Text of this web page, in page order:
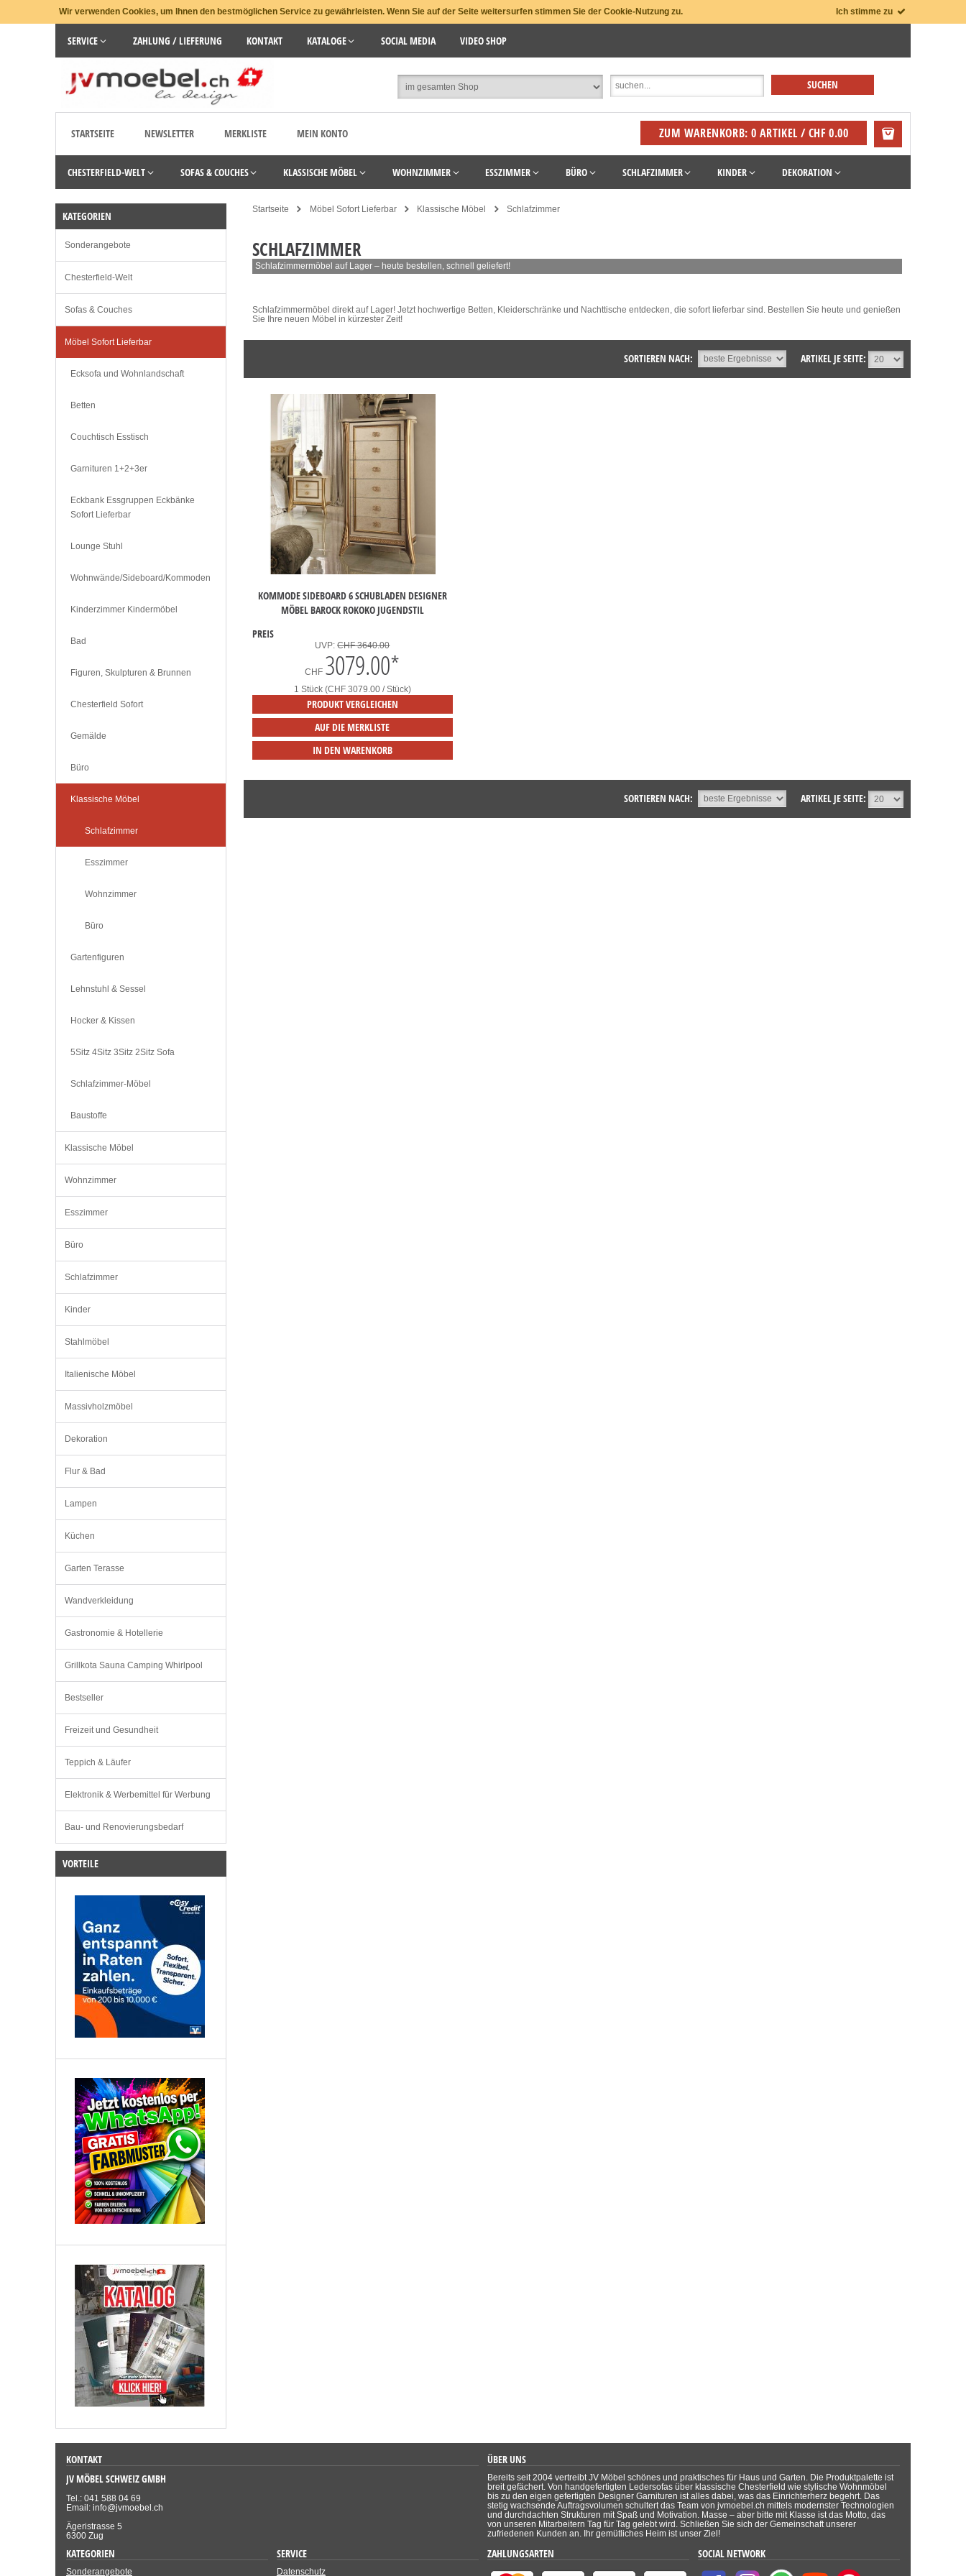
Wir verwenden Cookies, um Ihnen den bestmöglichen Service zu gewährleisten. Wenn Sie auf der Seite weitersurfen stimmen Sie der Cookie-Nutzung zu. Ich stimme zu
SERVICE ZAHLUNG / LIEFERUNG KONTAKT KATALOGE SOCIAL MEDIA VIDEO SHOP
STARTSEITE NEWSLETTER MERKLISTE MEIN KONTO ZUM WARENKORB: 0 ARTIKEL / CHF 0.00
CHESTERFIELD-WELT SOFAS & COUCHES KLASSISCHE MÖBEL WOHNZIMMER ESSZIMMER BÜRO SCHLAFZIMMER KINDER DEKORATION
Startseite Möbel Sofort Lieferbar Klassische Möbel Schlafzimmer
SCHLAFZIMMER
Schlafzimmermöbel auf Lager – heute bestellen, schnell geliefert!
Schlafzimmermöbel direkt auf Lager! Jetzt hochwertige Betten, Kleiderschränke und Nachttische entdecken, die sofort lieferbar sind. Bestellen Sie heute und genießen
Sie Ihre neuen Möbel in kürzester Zeit!
ARTIKEL JE SEITE:
SORTIEREN NACH:
KOMMODE SIDEBOARD 6 SCHUBLADEN DESIGNER
MÖBEL BAROCK ROKOKO JUGENDSTIL
PREIS
UVP:CHF 3640.00
CHF 3079.00*
1 Stück (CHF 3079.00 / Stück)
PRODUKT VERGLEICHEN
AUF DIE MERKLISTE
IN DEN WARENKORB
ARTIKEL JE SEITE:
SORTIEREN NACH:
KATEGORIEN
Sonderangebote
Chesterfield-Welt
Sofas & Couches
Möbel Sofort Lieferbar
Ecksofa und Wohnlandschaft
Betten
Couchtisch Esstisch
Garnituren 1+2+3er
Eckbank Essgruppen Eckbänke
Sofort Lieferbar
Lounge Stuhl
Wohnwände/Sideboard/Kommoden
Kinderzimmer Kindermöbel
Bad
Figuren, Skulpturen & Brunnen
Chesterfield Sofort
Gemälde
Büro
Klassische Möbel
Schlafzimmer
Esszimmer
Wohnzimmer
Büro
Gartenfiguren
Lehnstuhl & Sessel
Hocker & Kissen
5Sitz 4Sitz 3Sitz 2Sitz Sofa
Schlafzimmer-Möbel
Baustoffe
Klassische Möbel
Wohnzimmer
Esszimmer
Büro
Schlafzimmer
Kinder
Stahlmöbel
Italienische Möbel
Massivholzmöbel
Dekoration
Flur & Bad
Lampen
Küchen
Garten Terasse
Wandverkleidung
Gastronomie & Hotellerie
Grillkota Sauna Camping Whirlpool
Bestseller
Freizeit und Gesundheit
Teppich & Läufer
Elektronik & Werbemittel für Werbung
Bau- und Renovierungsbedarf
VORTEILE
KONTAKT
JV MÖBEL SCHWEIZ GMBH
Tel.: 041 588 04 69
Email: info@jvmoebel.ch
Ägeristrasse 5
6300 Zug
ÜBER UNS
Bereits seit 2004 vertreibt JV Möbel schönes und praktisches für Haus und Garten. Die Produktpalette ist
breit gefächert. Von handgefertigten Ledersofas über klassische Chesterfield wie stylische Wohnmöbel
bis zu den eigen gefertigten Designer Garnituren ist alles dabei, was das Einrichterherz begehrt. Das
stetig wachsende Auftragsvolumen schultert das Team von jvmoebel.ch mittels modernster Technologien
und durchdachten Strukturen mit Spaß und Motivation. Masse – aber bitte mit Klasse ist das Motto, das
von unseren Mitarbeitern Tag für Tag gelebt wird. Schließen Sie sich der Gemeinschaft unserer
zufriedenen Kunden an. Ihr gemütliches Heim ist unser Ziel!
KATEGORIEN
Sonderangebote
SERVICE
Datenschutz
ZAHLUNGSARTEN SOCIAL NETWORK